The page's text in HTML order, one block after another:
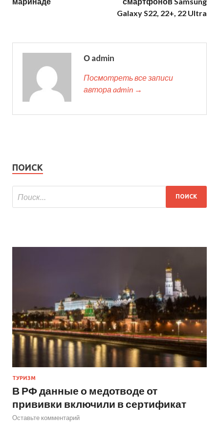
Galaxy S22, 22+, 22 Ultra
О admin
Посмотреть все записи
автора admin →
ПОИСК
ТУРИЗМ
В РФ данные о медотводе от
прививки включили в сертификат
Оставьте комментарий